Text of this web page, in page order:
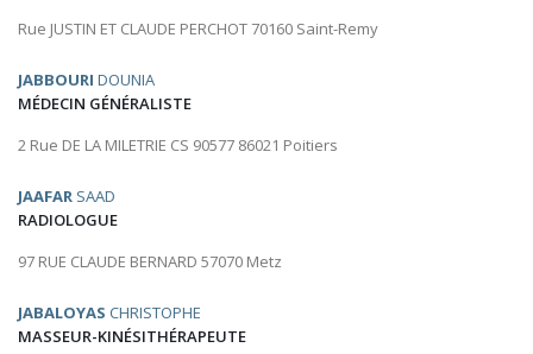
Rue JUSTIN ET CLAUDE PERCHOT 70160 Saint-Remy
JABBOURI DOUNIA
MÉDECIN GÉNÉRALISTE
2 Rue DE LA MILETRIE CS 90577 86021 Poitiers
JAAFAR SAAD
RADIOLOGUE
97 RUE CLAUDE BERNARD 57070 Metz
JABALOYAS CHRISTOPHE
MASSEUR-KINÉSITHÉRAPEUTE